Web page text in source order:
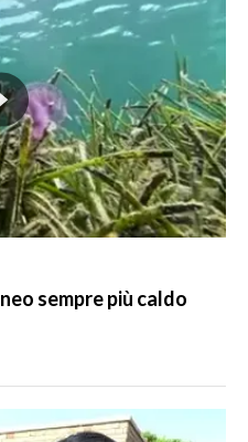
sempre più caldo